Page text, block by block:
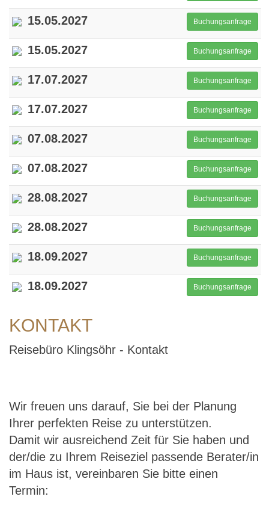
15.05.2027 Buchungsanfrage
15.05.2027 Buchungsanfrage
17.07.2027 Buchungsanfrage
17.07.2027 Buchungsanfrage
07.08.2027 Buchungsanfrage
07.08.2027 Buchungsanfrage
28.08.2027 Buchungsanfrage
28.08.2027 Buchungsanfrage
18.09.2027 Buchungsanfrage
18.09.2027 Buchungsanfrage
KONTAKT
Reisebüro Klingsöhr - Kontakt
Wir freuen uns darauf, Sie bei der Planung
Ihrer perfekten Reise zu unterstützen.
Damit wir ausreichend Zeit für Sie haben und
der/die zu Ihrem Reiseziel passende Berater/in
im Haus ist, vereinbaren Sie bitte einen
Termin: